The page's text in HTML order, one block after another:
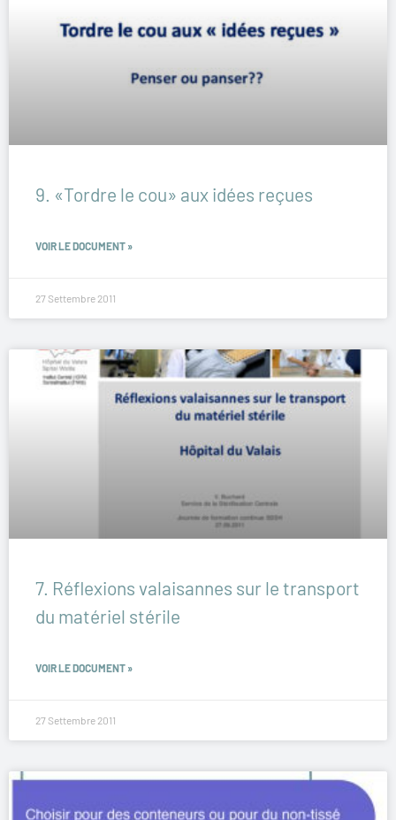
9. «Tordre le cou» aux idées reçues
VOIR LE DOCUMENT »
27 Settembre 2011
7. Réflexions valaisannes sur le transport
du matériel stérile
VOIR LE DOCUMENT »
27 Settembre 2011